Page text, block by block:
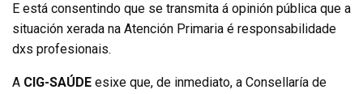
E está consentindo que se transmita á opinión pública que a
situación xerada na Atención Primaria é responsabilidade
dxs profesionais.
A CIG-SAÚDE esixe que, de inmediato, a Consellaría de